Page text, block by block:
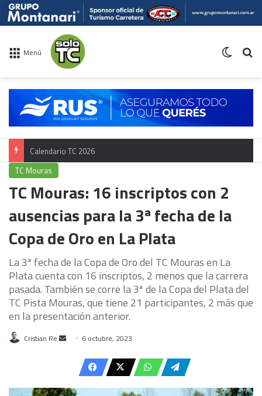
Menú
Calendario TC 2026
TC Mouras
TC Mouras: 16 inscriptos con 2
ausencias para la 3ª fecha de la
Copa de Oro en La Plata
La 3ª fecha de la Copa de Oro del TC Mouras en La
Plata cuenta con 16 inscriptos, 2 menos que la carrera
pasada. También se corre la 3ª de la Copa del Plata del
TC Pista Mouras, que tiene 21 participantes, 2 más que
en la presentación anterior.
Cristian Re
Send
email
6 octubre, 2023